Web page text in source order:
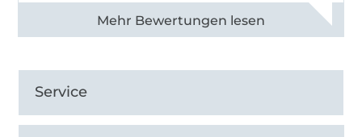
Alle 83013 Bewertungen ansehen
Service